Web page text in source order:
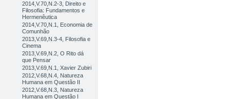
2014,V.70,N.2-3, Direito e
Filosofia: Fundamentos e
Hermenêutica
2014,V.70,N.1, Economia de
Comunhão
2013,V.69,N.3-4, Filosofia e
Cinema
2013,V.69,N.2, O Rito dá
que Pensar
2013,V.69,N.1, Xavier Zubiri
2012,V.68,N.4, Natureza
Humana em Questão II
2012,V.68,N.3, Natureza
Humana em Questão I